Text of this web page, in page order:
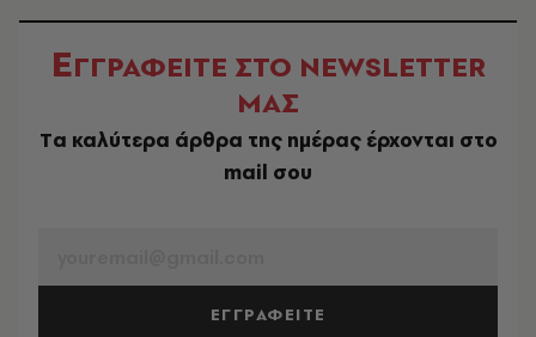
ΕΓΓΡΑΦΕΙΤΕ ΣΤΟ NEWSLETTER
ΜΑΣ
Tα καλύτερα άρθρα της ημέρας έρχονται στο
mail σου
ΕΓΓΡΑΦΕΙΤΕ